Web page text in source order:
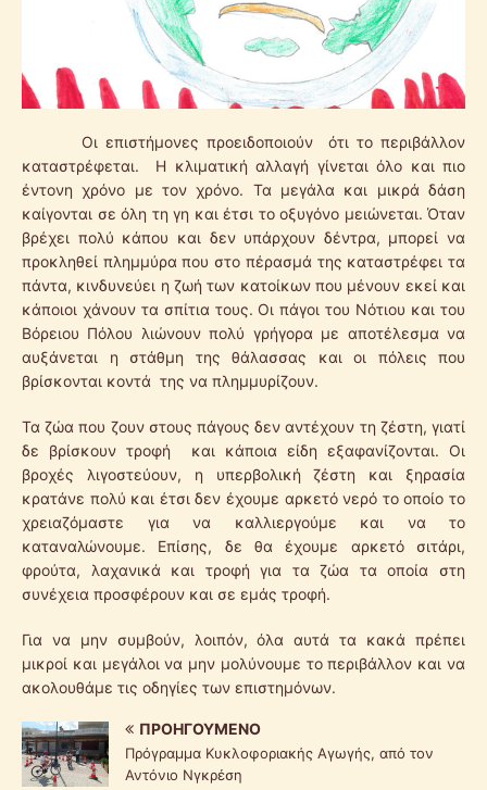
Οι επιστήμονες προειδοποιούν ότι το περιβάλλον
καταστρέφεται. Η κλιματική αλλαγή γίνεται όλο και πιο
έντονη χρόνο με τον χρόνο. Τα μεγάλα και μικρά δάση
καίγονται σε όλη τη γη και έτσι το οξυγόνο μειώνεται. Όταν
βρέχει πολύ κάπου και δεν υπάρχουν δέντρα, μπορεί να
προκληθεί πλημμύρα που στο πέρασμά της καταστρέφει τα
πάντα, κινδυνεύει η ζωή των κατοίκων που μένουν εκεί και
κάποιοι χάνουν τα σπίτια τους. Οι πάγοι του Νότιου και του
Βόρειου Πόλου λιώνουν πολύ γρήγορα με αποτέλεσμα να
αυξάνεται η στάθμη της θάλασσας και οι πόλεις που
βρίσκονται κοντά της να πλημμυρίζουν.
Τα ζώα που ζουν στους πάγους δεν αντέχουν τη ζέστη, γιατί
δε βρίσκουν τροφή και κάποια είδη εξαφανίζονται. Οι
βροχές λιγοστεύουν, η υπερβολική ζέστη και ξηρασία
κρατάνε πολύ και έτσι δεν έχουμε αρκετό νερό το οποίο το
χρειαζόμαστε για να καλλιεργούμε και να το
καταναλώνουμε. Επίσης, δε θα έχουμε αρκετό σιτάρι,
φρούτα, λαχανικά και τροφή για τα ζώα τα οποία στη
συνέχεια προσφέρουν και σε εμάς τροφή.
Για να μην συμβούν, λοιπόν, όλα αυτά τα κακά πρέπει
μικροί και μεγάλοι να μην μολύνουμε το περιβάλλον και να
ακολουθάμε τις οδηγίες των επιστημόνων.
ΠΡΟΗΓΟΎΜΕΝΟ
Πρόγραμμα Κυκλοφοριακής Αγωγής, από τον
Αντόνιο Νγκρέση